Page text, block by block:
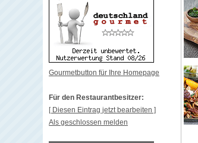
Gourmetbutton für Ihre Homepage
Für den Restaurantbesitzer:
[ Diesen Eintrag jetzt bearbeiten ]
Als geschlossen melden